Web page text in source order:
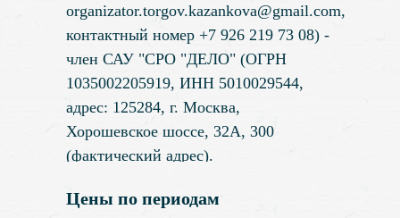
organizator.torgov.kazankova@gmail.com,
контактный номер +7 926 219 73 08) -
член САУ "СРО "ДЕЛО" (ОГРН
1035002205919, ИНН 5010029544,
адрес: 125284, г. Москва,
Хорошевское шоссе, 32А, 300
(фактический адрес).
Цены по периодам